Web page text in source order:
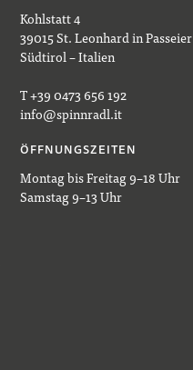
Kohlstatt 4
39015 St. Leonhard in Passeier
Südtirol – Italien
T +39 0473 656 192
info@spinnradl.it
ÖFFNUNGSZEITEN
Montag bis Freitag 9–18 Uhr
Samstag 9–13 Uhr